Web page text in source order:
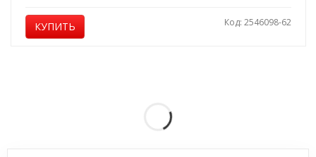
КУПИТЬ Код: 2546098-62